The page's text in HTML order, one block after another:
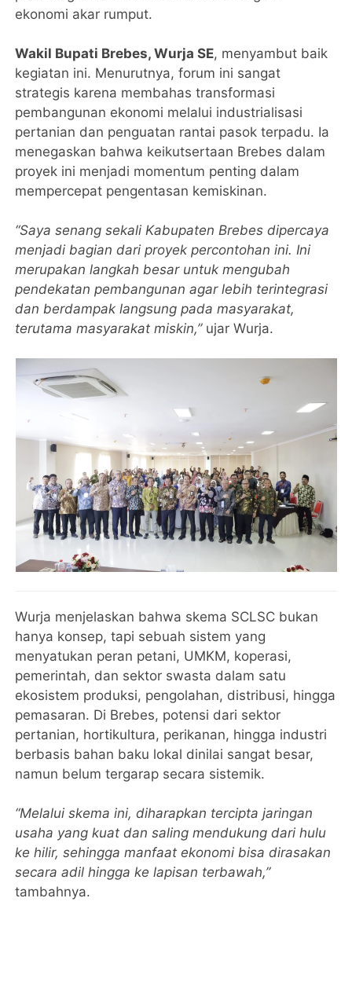
ekonomi akar rumput.
Wakil Bupati Brebes, Wurja SE, menyambut baik
kegiatan ini. Menurutnya, forum ini sangat
strategis karena membahas transformasi
pembangunan ekonomi melalui industrialisasi
pertanian dan penguatan rantai pasok terpadu. Ia
menegaskan bahwa keikutsertaan Brebes dalam
proyek ini menjadi momentum penting dalam
mempercepat pengentasan kemiskinan.
“Saya senang sekali Kabupaten Brebes dipercaya
menjadi bagian dari proyek percontohan ini. Ini
merupakan langkah besar untuk mengubah
pendekatan pembangunan agar lebih terintegrasi
dan berdampak langsung pada masyarakat,
terutama masyarakat miskin,”ujar Wurja.
Wurja menjelaskan bahwa skema SCLSC bukan
hanya konsep, tapi sebuah sistem yang
menyatukan peran petani, UMKM, koperasi,
pemerintah, dan sektor swasta dalam satu
ekosistem produksi, pengolahan, distribusi, hingga
pemasaran. Di Brebes, potensi dari sektor
pertanian, hortikultura, perikanan, hingga industri
berbasis bahan baku lokal dinilai sangat besar,
namun belum tergarap secara sistemik.
“Melalui skema ini, diharapkan tercipta jaringan
usaha yang kuat dan saling mendukung dari hulu
ke hilir, sehingga manfaat ekonomi bisa dirasakan
secara adil hingga ke lapisan terbawah,”
tambahnya.